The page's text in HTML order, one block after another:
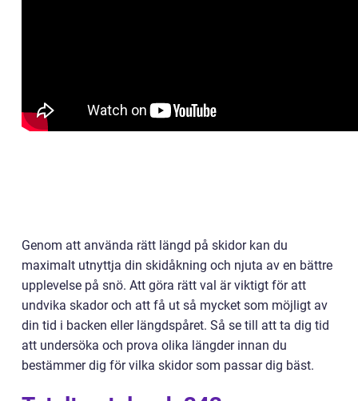
Genom att använda rätt längd på skidor kan du
maximalt utnyttja din skidåkning och njuta av en bättre
upplevelse på snö. Att göra rätt val är viktigt för att
undvika skador och att få ut så mycket som möjligt av
din tid i backen eller längdspåret. Så se till att ta dig tid
att undersöka och prova olika längder innan du
bestämmer dig för vilka skidor som passar dig bäst.